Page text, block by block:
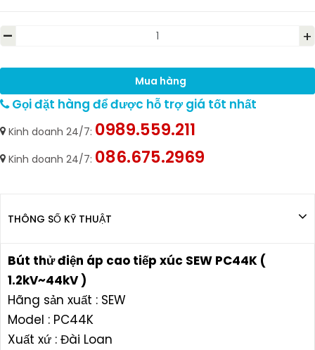
- +
Mua hàng
Gọi đặt hàng để được hỗ trợ giá tốt nhất
Kinh doanh 24/7: 0989.559.211
Kinh doanh 24/7: 086.675.2969
THÔNG SỐ KỸ THUẬT
Bút thử điện áp cao tiếp xúc SEW PC44K (
1.2kV~44kV )
Hãng sản xuất : SEW
Model : PC44K
Xuất xứ : Đài Loan